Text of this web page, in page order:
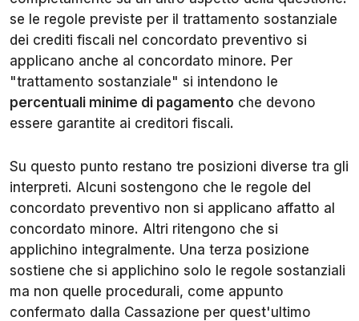
se le regole previste per il trattamento sostanziale
dei crediti fiscali nel concordato preventivo si
applicano anche al concordato minore. Per
"trattamento sostanziale" si intendono le
percentuali minime di pagamento che devono
essere garantite ai creditori fiscali.
Su questo punto restano tre posizioni diverse tra gli
interpreti. Alcuni sostengono che le regole del
concordato preventivo non si applicano affatto al
concordato minore. Altri ritengono che si
applichino integralmente. Una terza posizione
sostiene che si applichino solo le regole sostanziali
ma non quelle procedurali, come appunto
confermato dalla Cassazione per quest'ultimo